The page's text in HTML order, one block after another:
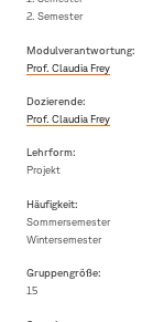
2. Semester
Modulverantwortung:
Prof. Claudia Frey
Dozierende:
Prof. Claudia Frey
Lehrform:
Projekt
Häufigkeit:
Sommersemester
Wintersemester
Gruppengröße:
15